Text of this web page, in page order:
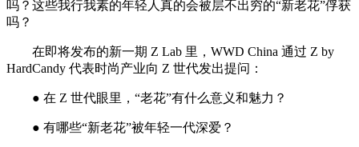
吗？这些我行我素的年轻人真的会被层不出穷的“新老花”俘获
吗？
在即将发布的新一期 Z Lab 里，WWD China 通过 Z by
HardCandy 代表时尚产业向 Z 世代发出提问：
● 在 Z 世代眼里，“老花”有什么意义和魅力？
● 有哪些“新老花”被年轻一代深爱？